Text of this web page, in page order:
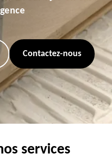
Contactez-nous
services